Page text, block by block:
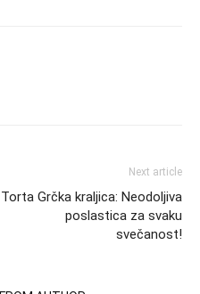
Next article
Torta Grčka kraljica: Neodoljiva
poslastica za svaku
svečanost!